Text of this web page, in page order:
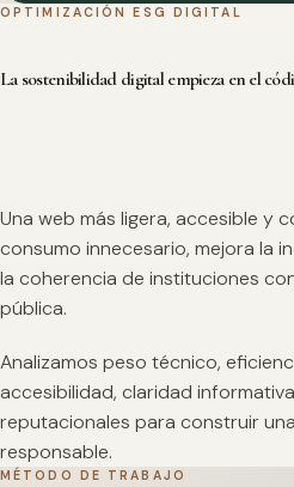
OPTIMIZACIÓN ESG DIGITAL
La sostenibilidad digital empieza en el
Una web más ligera, accesible y
consumo innecesario, mejora la
la coherencia de instituciones
pública.
Analizamos peso técnico,
accesibilidad, claridad
reputacionales para construir
responsable.
MÉTODO DE TRABAJO